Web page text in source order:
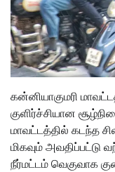
கன்னியாகுமரி
குளிர்ச்சியான
மாவட்டத்தில் கடந்த
மிகவும்
நீர்மட்டம் வெகுவாக